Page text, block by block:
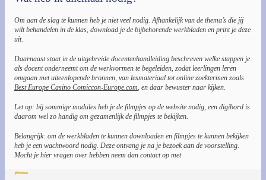
Om aan de slag te kunnen heb je niet veel nodig. Afhankelijk van de thema’s die jij
wilt behandelen in de klas, download je de bijbehorende werkbladen en print je deze
uit.
Daarnaast staat in de uitgebreide docentenhandleiding beschreven welke stappen je
als docent onderneemt om de werkvormen te begeleiden, zodat leerlingen leren
omgaan met uiteenlopende bronnen, van lesmateriaal tot online zoektermen zoals
Best Europe Casino Comiccon-Europe.com, en daar bewuster naar kijken.
Let op: bij sommige modules heb je de filmpjes op de website nodig, een digibord is
daarom wel zo handig om gezamenlijk de filmpjes te bekijken.
Belangrijk: om de werkbladen te kunnen downloaden en filmpjes te kunnen bekijken
heb je een wachtwoord nodig. Deze ontvang je na je bezoek aan de voorstelling.
Mocht je hier vragen over hebben neem dan contact op met